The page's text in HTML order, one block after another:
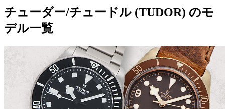
チューダー/チュードル (TUDOR) のモ
デル一覧